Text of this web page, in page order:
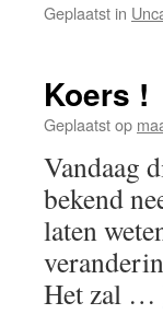
Geplaatst in
Koers !
Geplaatst op
Vandaag
bekend
laten
Het zal …